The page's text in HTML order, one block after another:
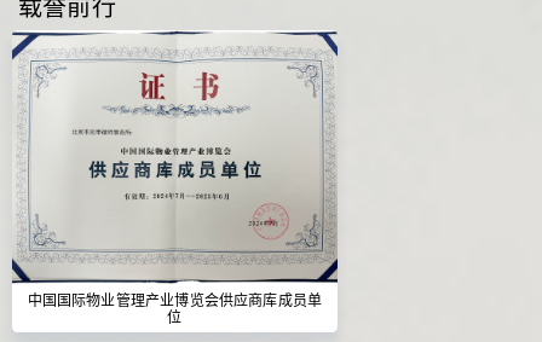
中国国际物业管理产业博览会供应商库成员单
位